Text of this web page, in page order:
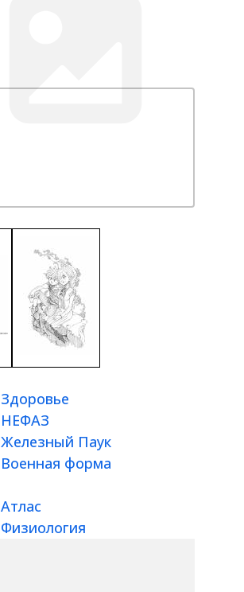
Здоровье
НЕФАЗ
Железный Паук
Военная форма
Атлас
Физиология